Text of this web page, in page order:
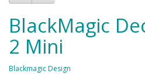
BlackMagic
2 Mini
Blackmagic Design